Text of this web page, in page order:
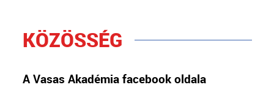
KÖZÖSSÉG
A Vasas Akadémia facebook oldala